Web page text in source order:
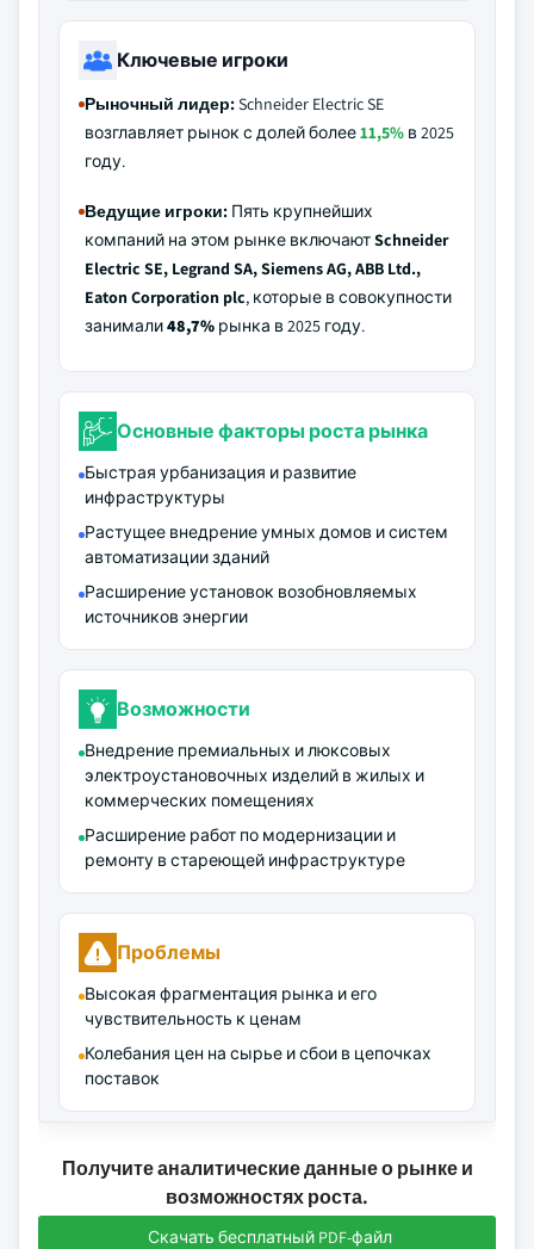
Ключевые игроки
Рыночный лидер:Schneider Electric SE
возглавляет рынок с долей более11,5% в 2025
году.
Ведущие игроки: Пять крупнейших
компаний на этом рынке включаютSchneider
Electric SE, Legrand SA, Siemens AG, ABB Ltd.,
Eaton Corporation plc, которые в совокупности
занимали48,7% рынка в 2025 году.
Основные факторы роста рынка
Быстрая урбанизация и развитие
инфраструктуры
Растущее внедрение умных домов и систем
автоматизации зданий
Расширение установок возобновляемых
источников энергии
Возможности
Внедрение премиальных и люксовых
электроустановочных изделий в жилых и
коммерческих помещениях
Расширение работ по модернизации и
ремонту в стареющей инфраструктуре
Проблемы
Высокая фрагментация рынка и его
чувствительность к ценам
Колебания цен на сырье и сбои в цепочках
поставок
Получите аналитические данные о рынке и
возможностях роста.
Скачать бесплатный PDF-файл